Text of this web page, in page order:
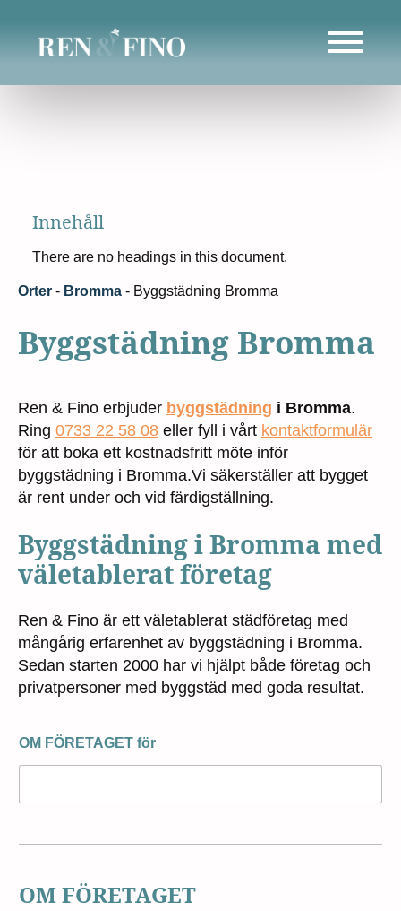
Innehåll
There are no headings in this document.
Orter - Bromma - Byggstädning Bromma
Byggstädning Bromma
Ren & Fino erbjuder byggstädning i Bromma.
Ring 0733 22 58 08 eller fyll i vårt kontaktformulär
för att boka ett kostnadsfritt möte inför
byggstädning i Bromma.Vi säkerställer att bygget
är rent under och vid färdigställning.
Byggstädning i Bromma med
väletablerat företag
Ren & Fino är ett väletablerat städföretag med
mångårig erfarenhet av byggstädning i Bromma.
Sedan starten 2000 har vi hjälpt både företag och
privatpersoner med byggstäd med goda resultat.
OM FÖRETAGET för
OM FÖRETAGET